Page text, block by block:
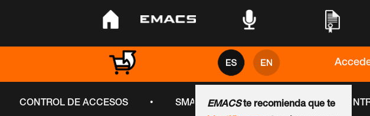
•
EMACSte recomienda que te
CONTROL DE ACCESOS • SMART CITY • CCTV •